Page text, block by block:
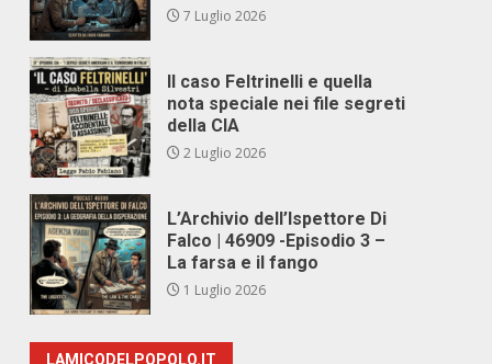
7 Luglio 2026
Il caso Feltrinelli e quella
nota speciale nei file segreti
della CIA
2 Luglio 2026
L’Archivio dell’Ispettore Di
Falco | 46909 -Episodio 3 –
La farsa e il fango
1 Luglio 2026
LAMICODELPOPOLO.IT